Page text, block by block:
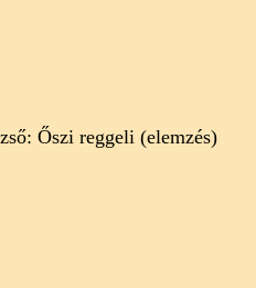
Őszi reggeli (elemzés)